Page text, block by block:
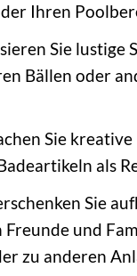
Ihren
Sie lustige
Bällen oder
Sie
als
Sie
Freunde und
zu anderen